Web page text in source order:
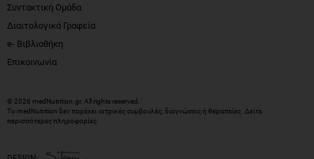
Συντακτική Ομάδα
Διαιτολογικά Γραφεία
e- Βιβλιοθήκη
Επικοινωνία
© 2026 medNutrition.gr. All rights reserved.
Το medNutrition δεν παρέχει ιατρικές συμβουλές, διαγνώσεις ή θεραπείες. Δείτε
περισσότερες πληροφορίες